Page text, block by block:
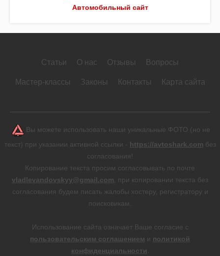
Автомобильный сайт
Статьи О нас Отзывы Вопросы
Мастер-классы Законы Контакты Карта сайта
Вы можете использовать наши уникальные ФОТО (но не
текст) при указании активной ссылки - https://avtoshark.com без
согласования!
Копирование текста просим согласовывать по почте
vladlevandovskyy@gmail.com , при копировании текста без
согласования будем писать жалобы хостеру, регистратору и
поисковикам.
Использование сайта означает Ваше согласие с
пользовательским соглашением и политикой
конфиденциальности